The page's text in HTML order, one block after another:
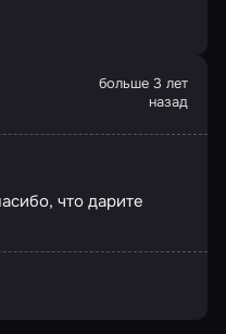
больше 3 лет
назад
что дарите